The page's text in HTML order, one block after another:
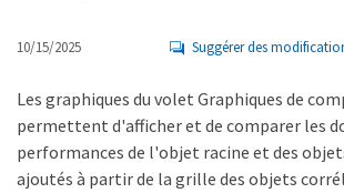
10/15/2025 Suggérer des
Les graphiques du volet Graphiques de
permettent d'afficher et de comparer les
performances de l'objet racine et des
ajoutés à partir de la grille des objets